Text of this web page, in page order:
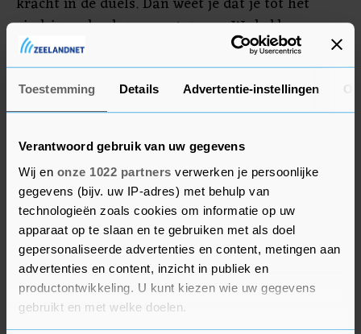
Toestemming Details Advertentie-instellingen
Verantwoord gebruik van uw gegevens
Wij en onze 1022 partners verwerken je persoonlijke
gegevens (bijv. uw IP-adres) met behulp van
technologieën zoals cookies om informatie op uw
apparaat op te slaan en te gebruiken met als doel
gepersonaliseerde advertenties en content, metingen aan
advertenties en content, inzicht in publiek en
productontwikkeling. U kunt kiezen wie uw gegevens
gebruikt en met welke doelen.
eindsignaal vol gas moet geven. We hebben op
momenten goed gevoetbald en een paar mooie
goals gemaakt. In de slotfase konden we stand
houden tegen de fysieke kracht van Sparta. Dat
vind ik knap van ons."